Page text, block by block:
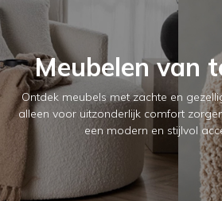
4.3
Gratis levering inclusief naar
Betaling bij levering
Gratis retourneren binnen
+31 45 744 0172
Trustpilot
Meubelen van
Ontdek meubels met zachte en
alleen voor uitzonderlijk comfort
een modern en stijlvol